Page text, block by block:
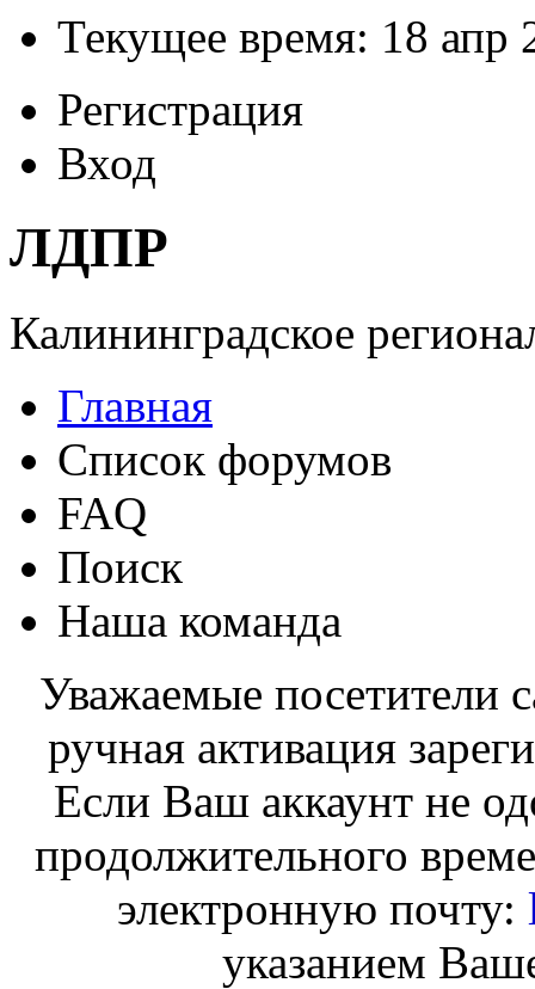
Текущее время: 18 апр
Регистрация
Вход
ЛДПР
Калининградское
Главная
Список форумов
FAQ
Поиск
Наша команда
Уважаемые посетители
ручная активация
Если Ваш аккаунт не
продолжительного
электронную почту:
указанием